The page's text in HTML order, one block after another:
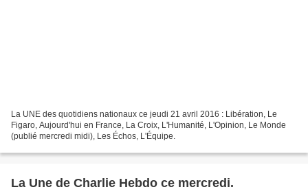
La UNE des quotidiens nationaux ce jeudi 21 avril 2016 : Libération, Le
Figaro, Aujourd'hui en France, La Croix, L'Humanité, L'Opinion, Le Monde
(publié mercredi midi), Les Échos, L'Équipe.
La Une de Charlie Hebdo ce mercredi.